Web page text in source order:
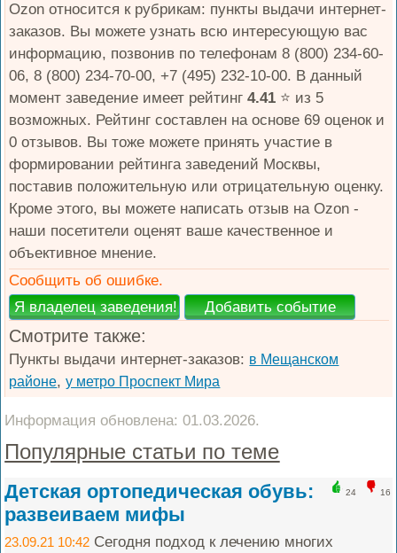
Ozon относится к рубрикам: пункты выдачи интернет-
заказов. Вы можете узнать всю интересующую вас
информацию, позвонив по телефонам 8 (800) 234-60-
06, 8 (800) 234-70-00, +7 (495) 232-10-00. В данный
момент заведение имеет рейтинг4.41 ⭐️ из 5
возможных. Рейтинг составлен на основе 69 оценок и
0 отзывов. Вы тоже можете принять участие в
формировании рейтинга заведений Москвы,
поставив положительную или отрицательную оценку.
Кроме этого, вы можете написать отзыв на Ozon -
наши посетители оценят ваше качественное и
объективное мнение.
Сообщить об ошибке.
Смотрите также:
Пункты выдачи интернет-заказов: в Мещанском
районе,у метро Проспект Мира
Информация обновлена: 01.03.2026.
Популярные статьи по теме
24 16
Детская ортопедическая обувь:
развеиваем мифы
23.09.21 10:42 Сегодня подход к лечению многих